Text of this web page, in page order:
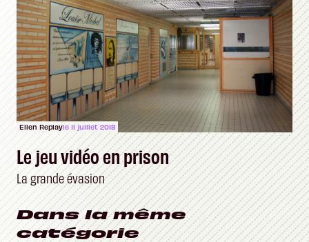
Ellen Replayle 11 juillet 2018
Le jeu vidéo en prison
La grande évasion
Dans la même
catégorie